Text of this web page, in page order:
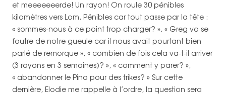
et meeeeeeerde! Un rayon! On roule 30 pénibles
kilomètres vers Lom. Pénibles car tout passe par la tête :
« sommes-nous à ce point trop charger? », « Greg va se
foutre de notre gueule car il nous avait pourtant bien
parlé de remorque », « combien de fois cela va-t-il arriver
(3 rayons en 3 semaines)? », « comment y parer? »,
« abandonner le Pino pour des trikes? » Sur cette
dernière, Elodie me rappelle à l’ordre, la question sera